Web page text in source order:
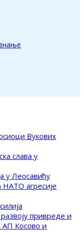
Вукових
слава у
у Леосавићу
агресије
привреде и
АП Косово и